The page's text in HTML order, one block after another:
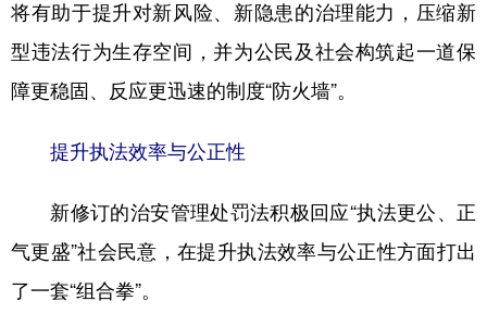
将有助于提升对新风险、新隐患的治理能力，压缩新
型违法行为生存空间，并为公民及社会构筑起一道保
障更稳固、反应更迅速的制度“防火墙”。
提升执法效率与公正性
新修订的治安管理处罚法积极回应“执法更公、正
气更盛”社会民意，在提升执法效率与公正性方面打出
了一套“组合拳”。